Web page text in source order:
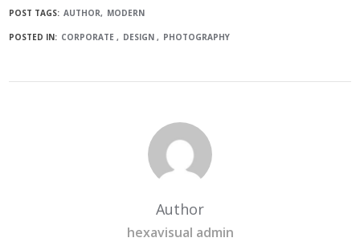
POST TAGS: AUTHOR MODERN
POSTED IN: CORPORATE DESIGN PHOTOGRAPHY
Author
hexavisual admin